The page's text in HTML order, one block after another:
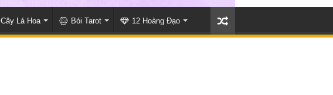
Cây Lá Hoa Bói Tarot 12 Hoàng Đạo